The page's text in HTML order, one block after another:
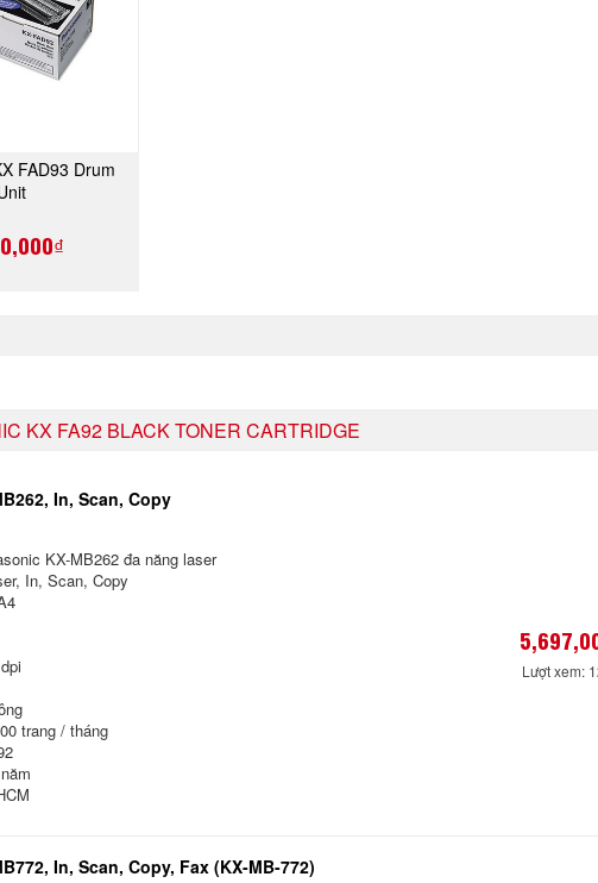
FAD93 Drum
NGAY
KX FA92 BLACK TONER CARTRIDGE
In, Scan, Copy
KX-MB262 đa năng laser
In, Scan, Copy
trang / tháng
Lượt xem:
In, Scan, Copy, Fax (KX-MB-772)